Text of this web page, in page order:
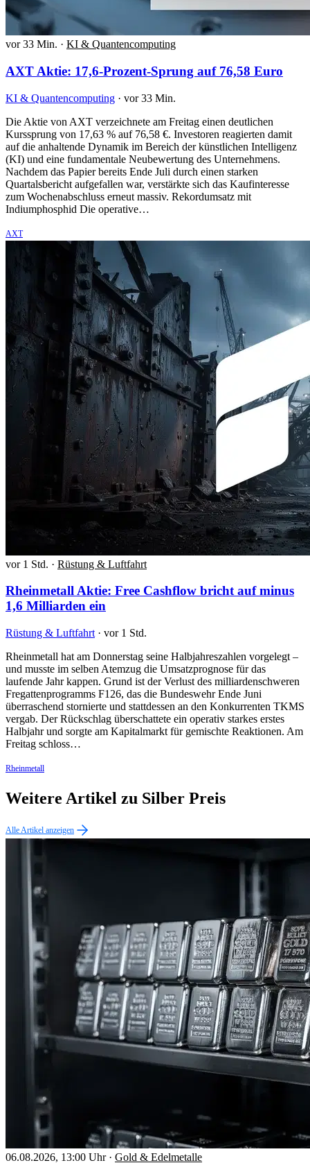
vor 33 Min. · KI & Quantencomputing
AXT Aktie: 17,6-Prozent-Sprung auf 76,58 Euro
KI & Quantencomputing · vor 33 Min.
Die Aktie von AXT verzeichnete am Freitag einen deutlichen
Kurssprung von 17,63 % auf 76,58 €. Investoren reagierten damit
auf die anhaltende Dynamik im Bereich der künstlichen Intelligenz
(KI) und eine fundamentale Neubewertung des Unternehmens.
Nachdem das Papier bereits Ende Juli durch einen starken
Quartalsbericht aufgefallen war, verstärkte sich das Kaufinteresse
zum Wochenabschluss erneut massiv. Rekordumsatz mit
Indiumphosphid Die operative…
AXT
vor 1 Std. · Rüstung & Luftfahrt
Rheinmetall Aktie: Free Cashflow bricht auf minus
1,6 Milliarden ein
Rüstung & Luftfahrt · vor 1 Std.
Rheinmetall hat am Donnerstag seine Halbjahreszahlen vorgelegt –
und musste im selben Atemzug die Umsatzprognose für das
laufende Jahr kappen. Grund ist der Verlust des milliardenschweren
Fregattenprogramms F126, das die Bundeswehr Ende Juni
überraschend stornierte und stattdessen an den Konkurrenten TKMS
vergab. Der Rückschlag überschattete ein operativ starkes erstes
Halbjahr und sorgte am Kapitalmarkt für gemischte Reaktionen. Am
Freitag schloss…
Rheinmetall
Weitere Artikel zu Silber Preis
Alle Artikel anzeigen
06.08.2026, 13:00 Uhr · Gold & Edelmetalle